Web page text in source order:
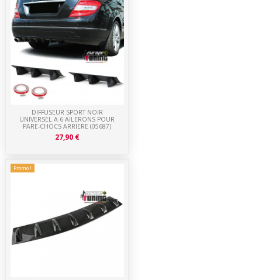
Promo !
DIFFUSEUR SPORT NOIR
UNIVERSEL A 6 AILERONS POUR
PARE-CHOCS ARRIERE (05687)
27,90 €